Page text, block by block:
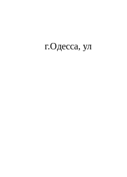
г.Одесса, ул